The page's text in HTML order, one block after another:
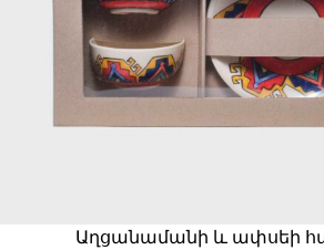
Աղցանամանի և ափսեի